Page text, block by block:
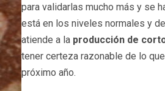
para validarlas mucho más y se
está en los niveles normales y
atiende a la producción de
tener certeza razonable de lo
próximo año.